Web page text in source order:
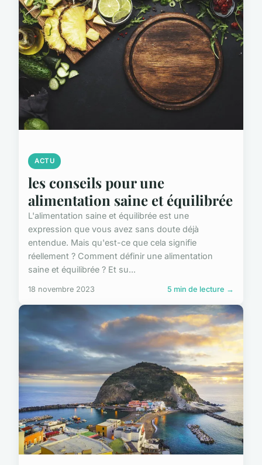
ACTU
les conseils pour une
alimentation saine et équilibrée
L'alimentation saine et équilibrée est une
expression que vous avez sans doute déjà
entendue. Mais qu'est-ce que cela signifie
réellement ? Comment définir une alimentation
saine et équilibrée ? Et su...
18 novembre 2023 5 min de lecture →